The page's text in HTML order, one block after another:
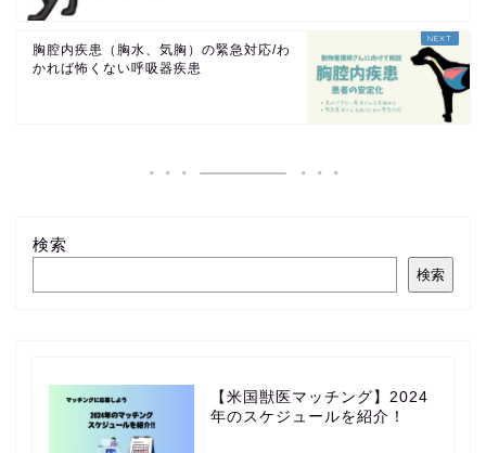
胸腔内疾患（胸水、気胸）の緊急対応/わ
かれば怖くない呼吸器疾患
検索
検索
【米国獣医マッチング】2024
年のスケジュールを紹介！